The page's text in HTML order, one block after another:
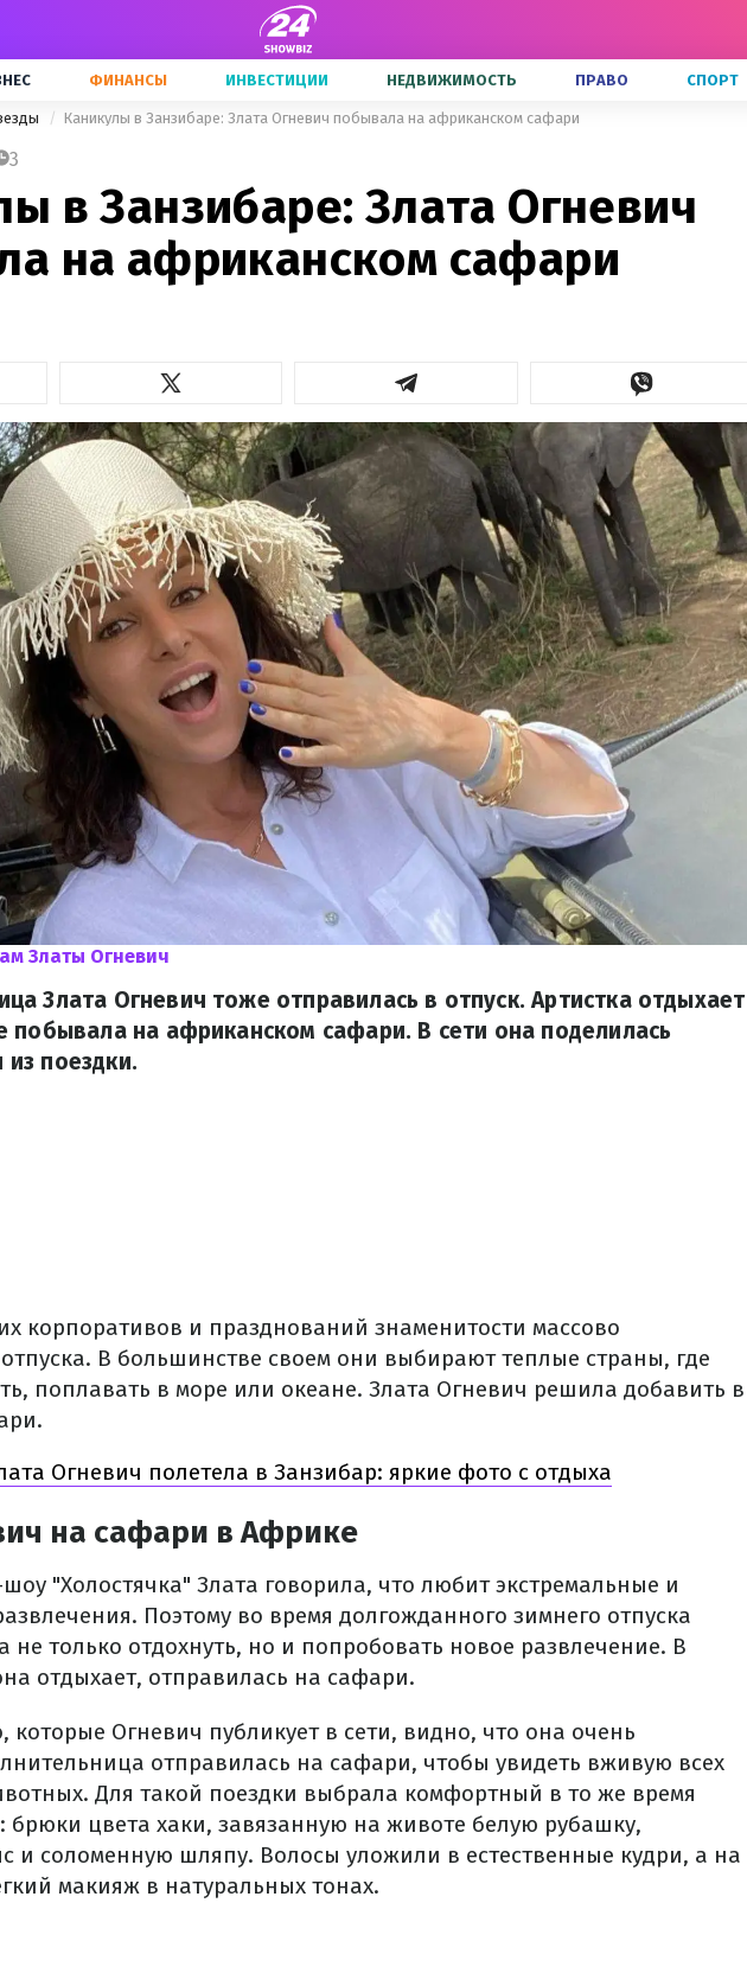
ФИНАНСЫ ИНВЕСТИЦИИ НЕДВИЖИМОСТЬ ПРАВО СПОРТ
Каникулы в Занзибаре: Злата Огневич побывала на африканском сафари
3
в Занзибаре: Злата Огневич
на африканском сафари
Златы Огневич
Злата Огневич тоже отправилась в отпуск. Артистка отдыхает
побывала на африканском сафари. В сети она поделилась
поездки.
корпоративов и празднований знаменитости массово
В большинстве своем они выбирают теплые страны, где
поплавать в море или океане. Злата Огневич решила добавить в
Огневич полетела в Занзибар: яркие фото с отдыха
на сафари в Африке
"Холостячка" Злата говорила, что любит экстремальные и
Поэтому во время долгожданного зимнего отпуска
не только отдохнуть, но и попробовать новое развлечение. В
отдыхает, отправилась на сафари.
которые Огневич публикует в сети, видно, что она очень
отправилась на сафари, чтобы увидеть вживую всех
Для такой поездки выбрала комфортный в то же время
брюки цвета хаки, завязанную на животе белую рубашку,
и соломенную шляпу. Волосы уложили в естественные кудри, а на
макияж в натуральных тонах.